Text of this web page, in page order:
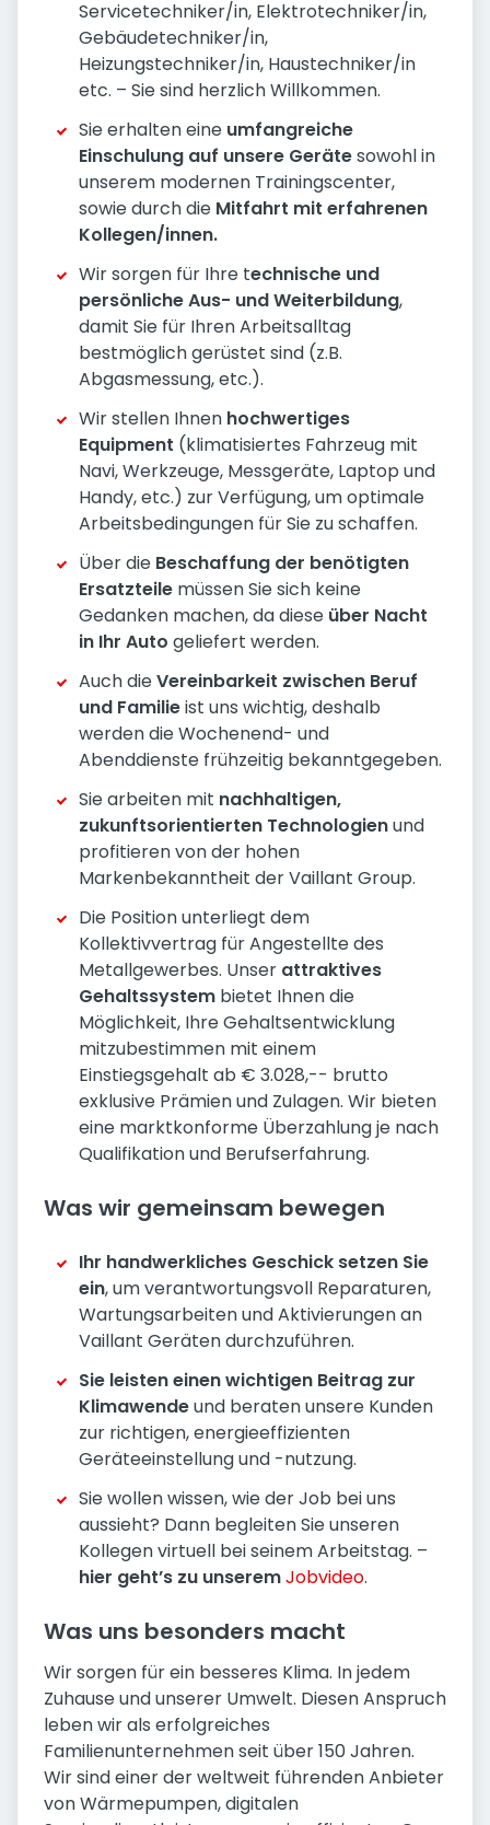
Servicetechniker/in, Elektrotechniker/in,
Gebäudetechniker/in,
Heizungstechniker/in, Haustechniker/in
etc. – Sie sind herzlich Willkommen.
Sie erhalten eine umfangreiche
Einschulung auf unsere Gerätesowohl in
unserem modernen Trainingscenter,
sowie durch die Mitfahrt mit erfahrenen
Kollegen/innen.
Wir sorgen für Ihre technische und
persönliche Aus- und Weiterbildung,
damit Sie für Ihren Arbeitsalltag
bestmöglich gerüstet sind (z.B.
Abgasmessung, etc.).
Wir stellen Ihnen hochwertiges
Equipment (klimatisiertes Fahrzeug mit
Navi, Werkzeuge, Messgeräte, Laptop und
Handy, etc.) zur Verfügung, um optimale
Arbeitsbedingungen für Sie zu schaffen.
Über die Beschaffung der benötigten
Ersatzteile müssen Sie sich keine
Gedanken machen, da diese über Nacht
in Ihr Auto geliefert werden.
Auch dieVereinbarkeit zwischen Beruf
und Familieist uns wichtig, deshalb
werden die Wochenend- und
Abenddienste frühzeitig bekanntgegeben.
Sie arbeiten mit nachhaltigen,
zukunftsorientierten Technologienund
profitieren von der hohen
Markenbekanntheit der Vaillant Group.
Die Position unterliegt dem
Kollektivvertrag für Angestellte des
Metallgewerbes. Unser attraktives
Gehaltssystem bietet Ihnen die
Möglichkeit, Ihre Gehaltsentwicklung
mitzubestimmen mit einem
Einstiegsgehalt ab € 3.028,-- brutto
exklusive Prämien und Zulagen. Wir bieten
eine marktkonforme Überzahlung je nach
Qualifikation und Berufserfahrung.
Was wir gemeinsam bewegen
Ihr handwerkliches Geschick setzen Sie
ein, um verantwortungsvoll Reparaturen,
Wartungsarbeiten und Aktivierungen an
Vaillant Geräten durchzuführen.
Sie leisten einen wichtigen Beitrag zur
Klimawendeund beraten unsere Kunden
zur richtigen, energieeffizienten
Geräteeinstellung und -nutzung.
Sie wollen wissen, wie der Job bei uns
aussieht? Dann begleiten Sie unseren
Kollegen virtuell bei seinem Arbeitstag. –
hier geht’s zu unseremJobvideo.
Was uns besonders macht
Wir sorgen für ein besseres Klima. In jedem
Zuhause und unserer Umwelt. Diesen Anspruch
leben wir als erfolgreiches
Familienunternehmen seit über 150 Jahren.
Wir sind einer der weltweit führenden Anbieter
von Wärmepumpen, digitalen